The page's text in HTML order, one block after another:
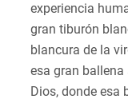
experiencia
gran tiburón
blancura de la
esa gran
Dios, donde esa